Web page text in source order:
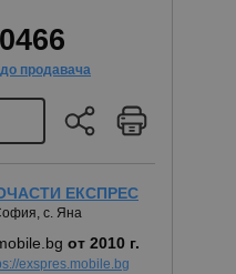
продавача
ЕКСПРЕС
с. Яна
от 2010 г.
exspres.mobile.bg